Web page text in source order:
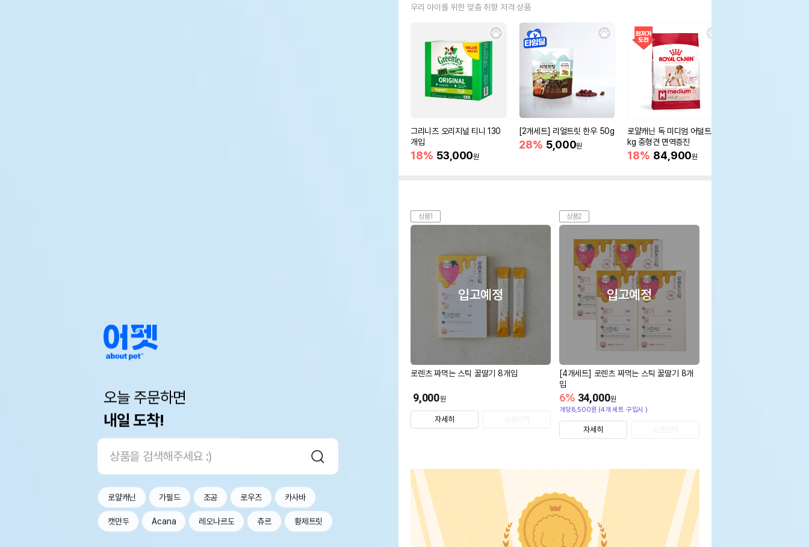
오늘 주문하면
내일 도착!
로얄캐닌 가필드 조공 로우즈 카사바
캣만두 Acana 레오나르도 츄르 황제트릿
우리 아이를 위한 맞춤 취향 저격 상품
그리니즈 오리지널 티니 130
개입
18% 53,000원
[2개세트] 리얼트릿 한우 50g
28% 5,000원
로얄캐닌 독 미디엄 어덜트 10
kg 중형견 면역증진
18% 84,900원
상품1
입고예정
로렌츠 짜먹는 스틱 꿀딸기 8개입
9,000원
자세히
상품2
입고예정
[4개세트] 로렌츠 짜먹는 스틱 꿀딸기 8개
입
34,000원
6%
개당8,500원 (4개 세트 구입시 )
자세히